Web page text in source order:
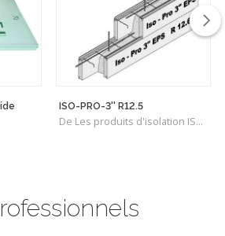
ISO-PRO-3'' R12.5
De Les produits d'isolation ISOLEED INC.